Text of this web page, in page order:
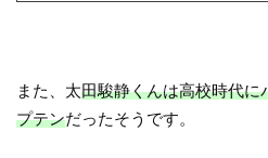
また、太田駿静くんは高校時代に
プテンだったそうです。